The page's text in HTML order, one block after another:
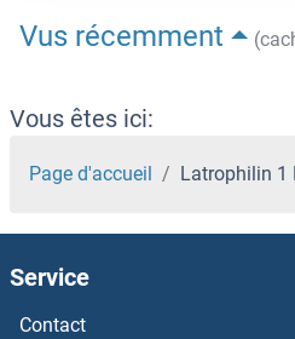
Vus récemment
Vous êtes ici:
Page d'accueil Latrophilin 1
Service
Contact